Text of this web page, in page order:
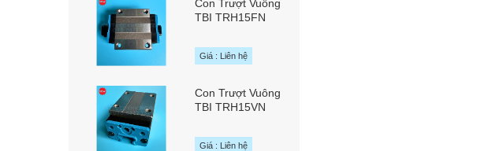
Con Trượt Vuông
TBI TRH15FN
MOTION Đài Loan
Giá : Liên hệ
Con Trượt Vuông
TBI TRH15VN
MOTION Đài Loan
Giá : Liên hệ